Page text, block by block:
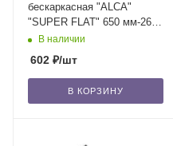
бескаркасная "ALCA"
"SUPER FLAT" 650 мм-26"
(056) 1 шт. /50
В наличии
602 ₽/шт
В КОРЗИНУ